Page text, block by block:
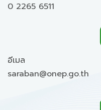
0 2265 6511
อีเมล
saraban@onep.go.th